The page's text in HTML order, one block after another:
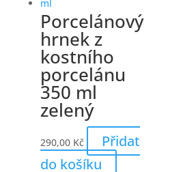
Porcelánový
hrnek z
kostního
porcelánu
350 ml
zelený
290,00 Kč
Přidat
do košíku